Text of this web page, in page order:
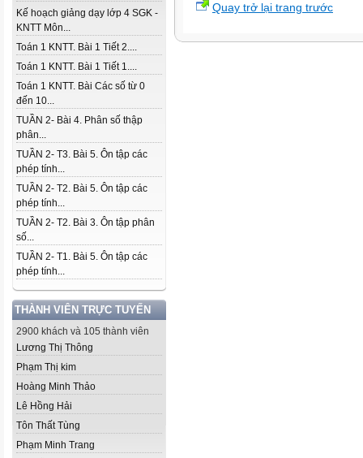
Kế hoạch giảng dạy lớp 4 SGK -
KNTT Môn...
Toán 1 KNTT. Bài 1 Tiết 2....
Toán 1 KNTT. Bài 1 Tiết 1....
Toán 1 KNTT. Bài Các số từ 0
đến 10...
TUẦN 2- Bài 4. Phân số thập
phân...
TUẦN 2- T3. Bài 5. Ôn tập các
phép tính...
TUẦN 2- T2. Bài 5. Ôn tập các
phép tính...
TUẦN 2- T2. Bài 3. Ôn tập phân
số...
TUẦN 2- T1. Bài 5. Ôn tập các
phép tính...
THÀNH VIÊN TRỰC TUYẾN
2900 khách và 105 thành viên
Lương Thị Thông
Phạm Thị kim
Hoàng Minh Thảo
Lê Hồng Hải
Tôn Thất Tùng
Phạm Minh Trang
Quay trở lại trang trước